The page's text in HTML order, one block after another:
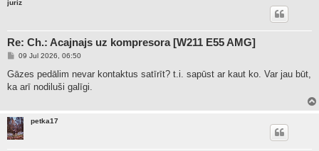
juriz
Re: Ch.: Acajnajs uz kompresora [W211 E55 AMG]
P
s
09 Jul 2026, 06:50
Gāzes pedālim nevar kontaktus satīrīt? t.i. sapūst ar kaut ko. Var jau būt,
ka arī nodiluši galīgi.
petka17